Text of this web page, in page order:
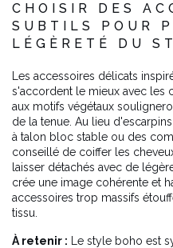
CHOISIR DES
SUBTILS POUR
LÉGÈRETÉ DU
Les accessoires délicats
s'accordent le mieux avec les
aux motifs végétaux
de la tenue. Au lieu
à talon bloc stable ou des
conseillé de coiffer les
laisser détachés avec de
crée une image cohérente et
accessoires trop massifs
tissu.
À retenir : Le style boho est